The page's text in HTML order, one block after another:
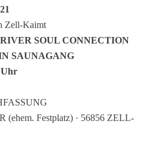
Zell-Kaimt
SOUL CONNECTION
SAUNAGANG
Uhr
Festplatz) · 56856 ZELL-